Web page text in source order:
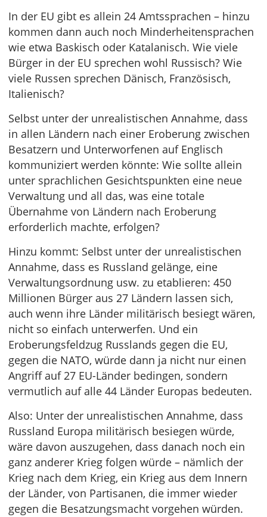
In der EU gibt es allein 24 Amtssprachen – hinzu
kommen dann auch noch Minderheitensprachen
wie etwa Baskisch oder Katalanisch. Wie viele
Bürger in der EU sprechen wohl Russisch? Wie
viele Russen sprechen Dänisch, Französisch,
Italienisch?
Selbst unter der unrealistischen Annahme, dass
in allen Ländern nach einer Eroberung zwischen
Besatzern und Unterworfenen auf Englisch
kommuniziert werden könnte: Wie sollte allein
unter sprachlichen Gesichtspunkten eine neue
Verwaltung und all das, was eine totale
Übernahme von Ländern nach Eroberung
erforderlich machte, erfolgen?
Hinzu kommt: Selbst unter der unrealistischen
Annahme, dass es Russland gelänge, eine
Verwaltungsordnung usw. zu etablieren: 450
Millionen Bürger aus 27 Ländern lassen sich,
auch wenn ihre Länder militärisch besiegt wären,
nicht so einfach unterwerfen. Und ein
Eroberungsfeldzug Russlands gegen die EU,
gegen die NATO, würde dann ja nicht nur einen
Angriff auf 27 EU-Länder bedingen, sondern
vermutlich auf alle 44 Länder Europas bedeuten.
Also: Unter der unrealistischen Annahme, dass
Russland Europa militärisch besiegen würde,
wäre davon auszugehen, dass danach noch ein
ganz anderer Krieg folgen würde – nämlich der
Krieg nach dem Krieg, ein Krieg aus dem Innern
der Länder, von Partisanen, die immer wieder
gegen die Besatzungsmacht vorgehen würden.